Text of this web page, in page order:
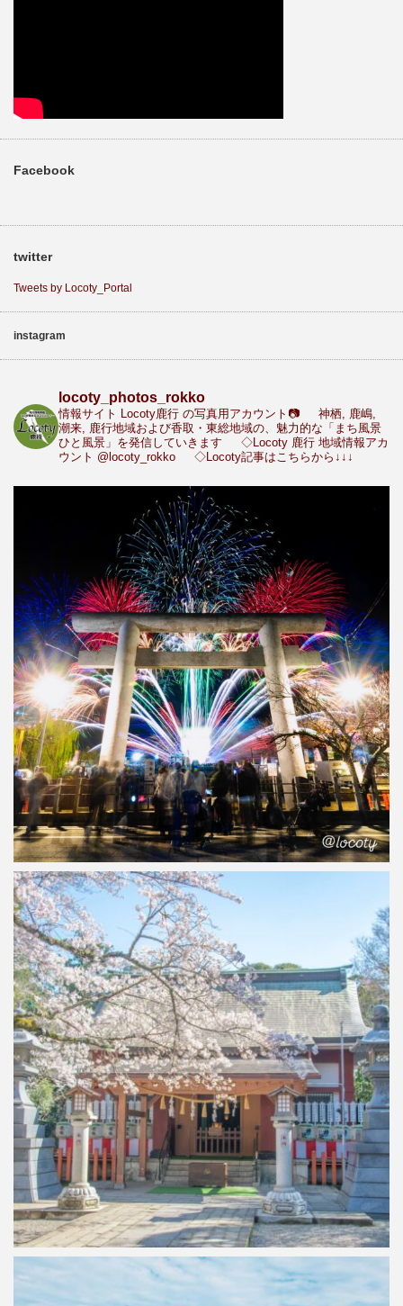
Facebook
twitter
Tweets by Locoty_Portal
instagram
locoty_photos_rokko
情報サイト Locoty鹿行 の写真用アカウント📷
神栖, 鹿嶋,
潮来, 鹿行地域および香取・東総地域の、魅力的な「まち風景
ひと風景」を発信していきます
◇Locoty 鹿行 地域情報アカ
ウント @locoty_rokko ◇Locoty記事はこちらから↓↓↓